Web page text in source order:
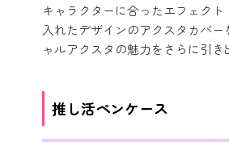
キャラクターに合ったエフェクト
入れたデザインのアクスタカバー
ャルアクスタの魅力をさらに引き
推し活ペンケース